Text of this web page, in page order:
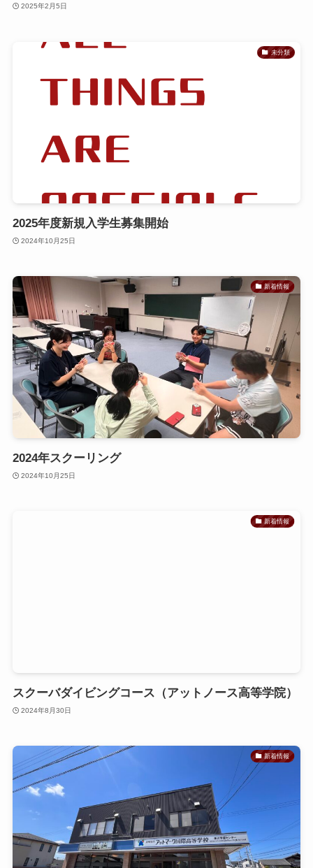
2025年2月5日
未分類
2025年度新規入学生募集開始
2024年10月25日
新着情報
2024年スクーリング
2024年10月25日
新着情報
スクーバダイビングコース（アットノース高等学院）
2024年8月30日
新着情報